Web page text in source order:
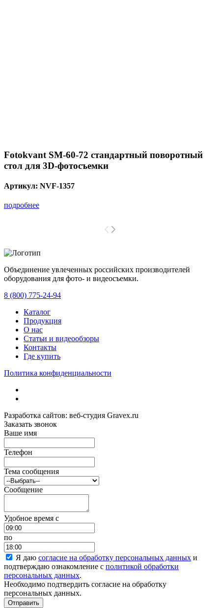
Fotokvant SM-60-72 стандартный поворотный
стол для 3D-фотосъемки
Артикул: NVF-1357
подробнее
Объединение увлеченных российских производителей
оборудования для фото- и видеосъемки.
8 (800) 775-24-94
Каталог
Продукция
О нас
Статьи и видеообзоры
Контакты
Где купить
Политика конфиденциальности
Разработка сайтов: веб-студия Gravex.ru
Заказать звонок
Ваше имя
Телефон
Тема сообщения
Сообщение
Удобное время c
по
Я даю согласие на обработку персональных данных и
подтверждаю ознакомление с политикой обработки
персональных данных.
Необходимо подтвердить согласие на обработку
персональных данных.
Отправить